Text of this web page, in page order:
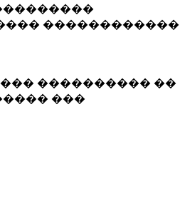
������������
���������� ��
���